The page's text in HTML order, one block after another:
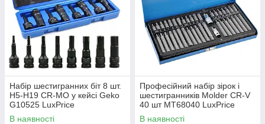
Набір шестигранних біт 8 шт.
H5-H19 CR-МО у кейсі Geko
G10525 LuxPrice
В наявності
Професійний набір зірок і
шестигранників Molder CR-V
40 шт MT68040 LuxPrice
В наявності